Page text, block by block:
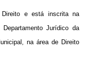
e está inscrita na
Jurídico da
na área de Direito